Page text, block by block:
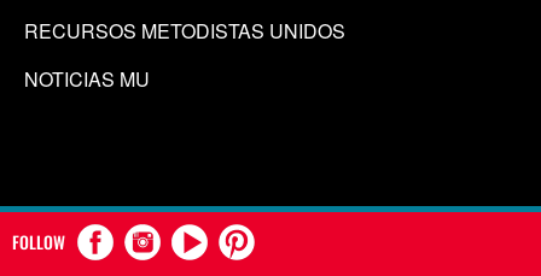
RECURSOS METODISTAS UNIDOS
NOTICIAS MU
FOLLOW